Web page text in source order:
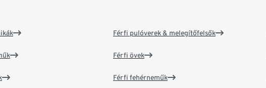
Férfi pulóverek & melegítőfelsők
Férfi övek
Férfi fehérneműk